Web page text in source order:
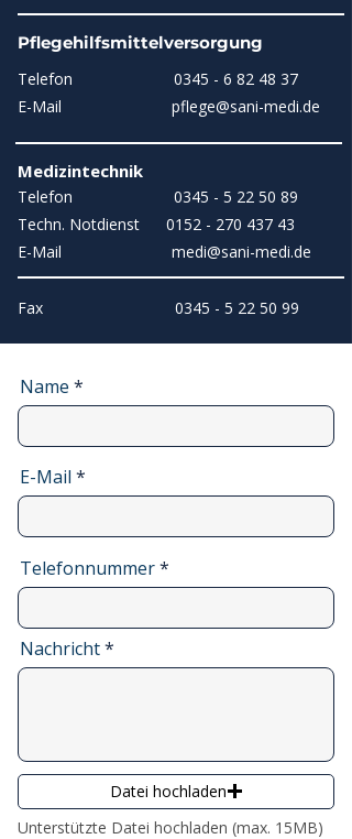
Pflegehilfsmittelversorgung
Telefon 0345 - 6 82 48 37
E-Mail pflege@sani-medi.de
Medizintechnik
Telefon 0345 - 5 22 50 89
Techn. Notdienst 0152 - 270 437 43
E-Mail medi@sani-medi.de
Fax 0345 - 5 22 50 99
Name
E-Mail
Telefonnummer
Nachricht
Datei hochladen
Unterstützte Datei hochladen (max. 15MB)